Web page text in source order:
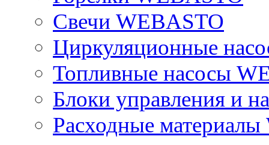
Свечи WEBASTO
Циркуляционные
Топливные насосы
Блоки управления и
Расходные